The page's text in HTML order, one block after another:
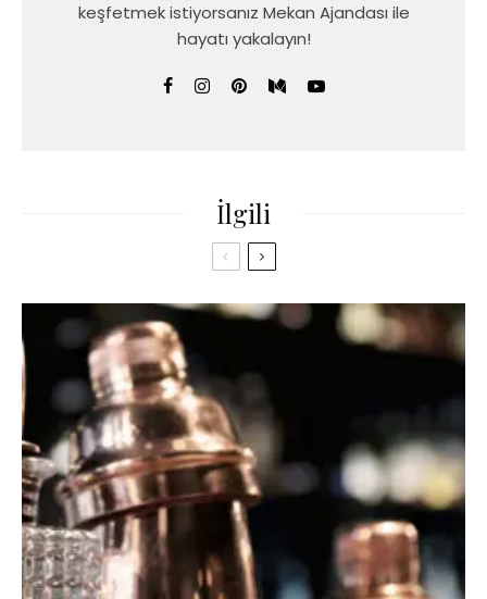
keşfetmek istiyorsanız Mekan Ajandası ile
hayatı yakalayın!
İlgili